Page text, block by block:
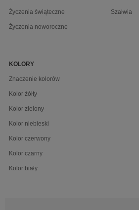
Życzenia świąteczne
Życzenia noworoczne
Szałwia
KOLORY
Znaczenie kolorów
Kolor żółty
Kolor zielony
Kolor niebieski
Kolor czerwony
Kolor czarny
Kolor biały